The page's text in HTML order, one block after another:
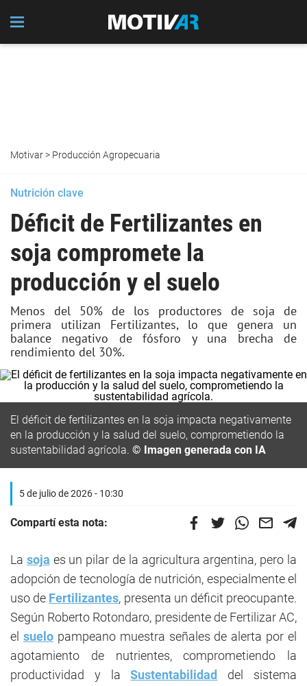
Motivar> Producción Agropecuaria
Nutrición clave
Déficit de Fertilizantes en
soja compromete la
producción y el suelo
Menos del 50% de los productores de soja de
primera utilizan Fertilizantes, lo que genera un
balance negativo de fósforo y una brecha de
rendimiento del 30%.
El déficit de fertilizantes en la soja impacta negativamente
en la producción y la salud del suelo, comprometiendo la
sustentabilidad agrícola. © Imagen generada con IA
5 de julio de 2026 - 10:30
Compartí esta nota:
La soja es un pilar de la agricultura argentina, pero la
adopción de tecnología de nutrición, especialmente el
uso de Fertilizantes, presenta un déficit preocupante.
Según Roberto Rotondaro, presidente de Fertilizar AC,
el suelopampeano muestra señales de alerta por el
agotamiento de nutrientes, comprometiendo la
productividad y laSustentabilidad
del sistema